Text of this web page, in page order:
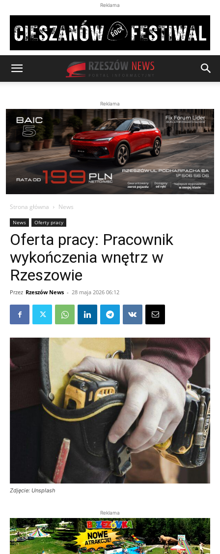
Reklama
Reklama
Strona główna News
News Oferty pracy
Oferta pracy: Pracownik
wykończenia wnętrz w
Rzeszowie
Przez Rzeszów News - 28 maja 2026 06:12
Zdjęcie: Unsplash
Reklama